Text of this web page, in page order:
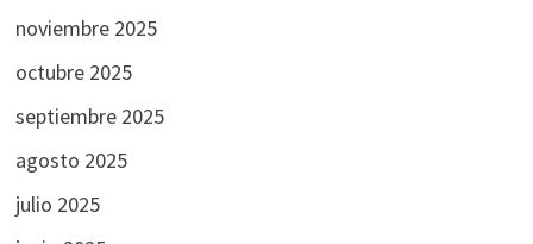
noviembre 2025
octubre 2025
septiembre 2025
agosto 2025
julio 2025